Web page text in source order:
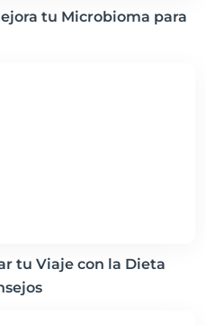
tu Microbioma para
tu Viaje con la Dieta